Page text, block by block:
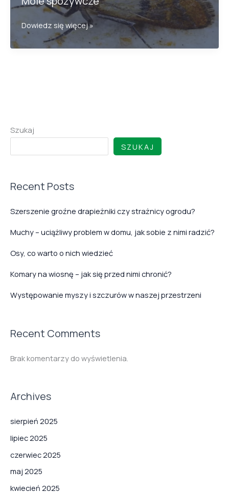
Szukaj
SZUKAJ
Recent Posts
Szerszenie groźne drapieżniki czy strażnicy ogrodu?
Muchy – uciążliwy problem w domu, jak sobie z nimi radzić?
Osy, co warto o nich wiedzieć
Komary na wiosnę – jak się przed nimi chronić?
Występowanie myszy i szczurów w naszej przestrzeni
Recent Comments
Brak komentarzy do wyświetlenia.
Archives
sierpień 2025
lipiec 2025
czerwiec 2025
maj 2025
kwiecień 2025
Mole
spożywcze
Dowiedz się więcej »